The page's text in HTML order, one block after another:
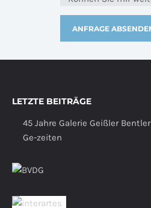
LETZTE BEITRÄGE
45 Jahre Galerie Geißler Bentler
Ge-zeiten